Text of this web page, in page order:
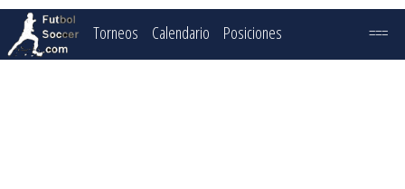
Torneos Calendario Posiciones ===